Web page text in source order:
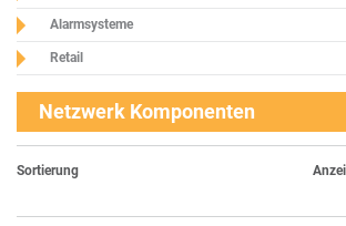
Alarmsysteme
Retail
Netzwerk Komponenten
Sortierung